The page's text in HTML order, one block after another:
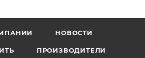
НОВОСТИ
ПРОИЗВОДИТЕЛИ